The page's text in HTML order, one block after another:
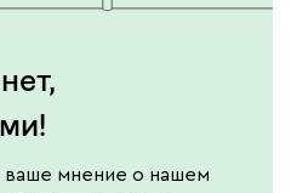
ваше мнение о нашем